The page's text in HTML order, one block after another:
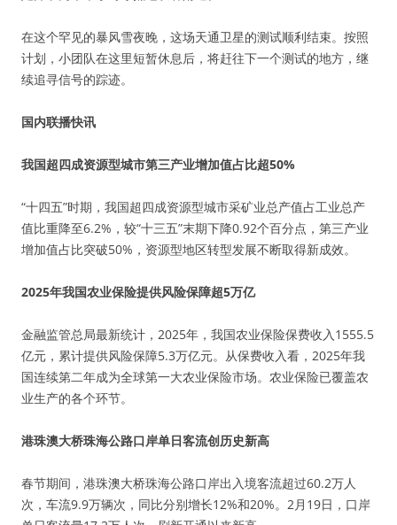
在这个罕见的暴风雪夜晚，这场天通卫星的测试顺利结束。按照
计划，小团队在这里短暂休息后，将赶往下一个测试的地方，继
续追寻信号的踪迹。
国内联播快讯
我国超四成资源型城市第三产业增加值占比超50%
“十四五”时期，我国超四成资源型城市采矿业总产值占工业总产
值比重降至6.2%，较“十三五”末期下降0.92个百分点，第三产业
增加值占比突破50%，资源型地区转型发展不断取得新成效。
2025年我国农业保险提供风险保障超5万亿
金融监管总局最新统计，2025年，我国农业保险保费收入1555.5
亿元，累计提供风险保障5.3万亿元。从保费收入看，2025年我
国连续第二年成为全球第一大农业保险市场。农业保险已覆盖农
业生产的各个环节。
港珠澳大桥珠海公路口岸单日客流创历史新高
春节期间，港珠澳大桥珠海公路口岸出入境客流超过60.2万人
次，车流9.9万辆次，同比分别增长12%和20%。2月19日，口岸